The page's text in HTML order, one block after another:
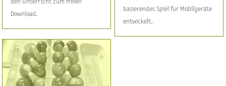
den Unterricht zum freien
Download.
basierendes Spiel für Mobilgeräte
entwickelt.